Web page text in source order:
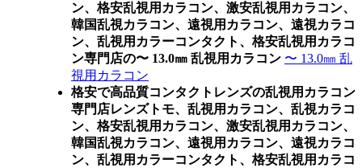
ン、格安乱視用カラコン、激安乱視用カラコン、
韓国乱視カラコン、遠視用カラコン、遠視カラコ
ン、乱視用カラーコンタクト、格安乱視用カラコ
ン専門店の〜 13.0㎜ 乱視用カラコン 〜 13.0㎜ 乱
視用カラコン
格安で高品質コンタクトレンズの乱視用カラコン
専門店レンズトモ、乱視用カラコン、乱視カラコ
ン、格安乱視用カラコン、激安乱視用カラコン、
韓国乱視カラコン、遠視用カラコン、遠視カラコ
ン、乱視用カラーコンタクト、格安乱視用カラコ